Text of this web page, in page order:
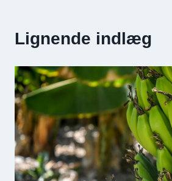
Lignende indlæg